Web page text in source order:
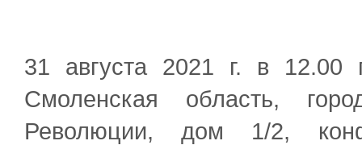
31 августа 2021 г. в 12.00
Смоленская область,
Революции, дом 1/2,